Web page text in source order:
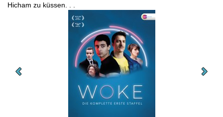
Hicham zu küssen. . .